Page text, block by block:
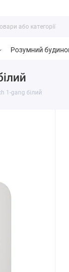
Розумний
1-gang білий